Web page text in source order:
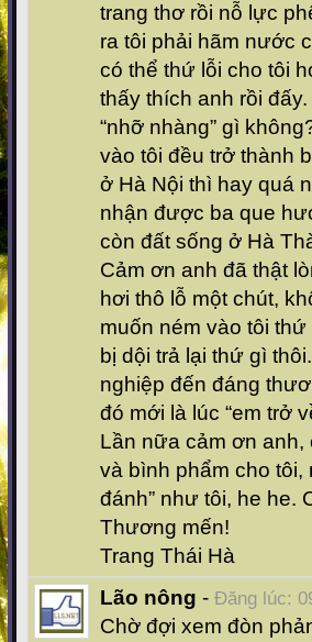
trang thơ rồi nỗ lực
ra tôi phải hãm nước
có thể thứ lỗi cho tôi
thấy thích anh rồi
“nhỡ nhàng” gì
vào tôi đều trở thành
ở Hà Nội thì hay quá
nhận được ba que
còn đất sống ở Hà
Cảm ơn anh đã thật
hơi thô lỗ một chút,
muốn ném vào tôi
bị dội trả lại thứ gì
nghiệp đến đáng
đó mới là lúc “em trở
Lần nữa cảm ơn
và bình phẩm cho tôi,
đánh” như tôi, he he.
Thương mến!
Trang Thái Hà
Lão nông - Đăng lúc:
Chờ đợi xem đòn